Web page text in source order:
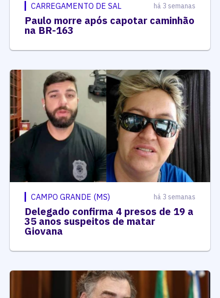
CARREGAMENTO DE SAL há 3 semanas
Paulo morre após capotar caminhão
na BR-163
CAMPO GRANDE (MS) há 3 semanas
Delegado confirma 4 presos de 19 a
35 anos suspeitos de matar
Giovana